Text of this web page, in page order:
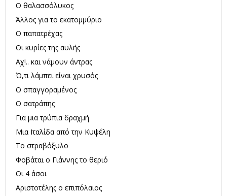
Ο θαλασσόλυκος
Άλλος για το εκατομμύριο
Ο παπατρέχας
Οι κυρίες της αυλής
Αχ!.. και νάμουν άντρας
Ό,τι λάμπει είναι χρυσός
Ο σπαγγοραμένος
Ο σατράπης
Για μια τρύπια δραχμή
Μια Ιταλίδα από την Κυψέλη
Το στραβόξυλο
Φοβάται ο Γιάννης το θεριό
Οι 4 άσοι
Αριστοτέλης ο επιπόλαιος